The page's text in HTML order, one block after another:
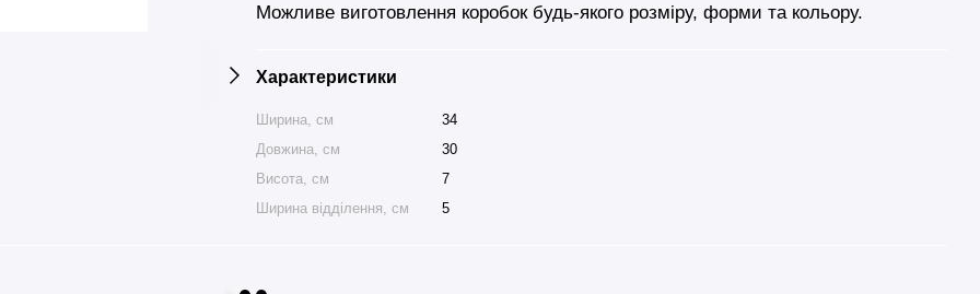
Можливе виготовлення коробок будь-якого розміру, форми та кольору.
Характеристики
Ширина, см
34
Довжина, см
30
Висота, см
7
Ширина відділення, см
5